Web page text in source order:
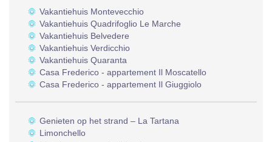
Vakantiehuis Montevecchio
Vakantiehuis Quadrifoglio Le Marche
Vakantiehuis Belvedere
Vakantiehuis Verdicchio
Vakantiehuis Quaranta
Casa Frederico - appartement Il Moscatello
Casa Frederico - appartement Il Giuggiolo
Genieten op het strand – La Tartana
Limonchello